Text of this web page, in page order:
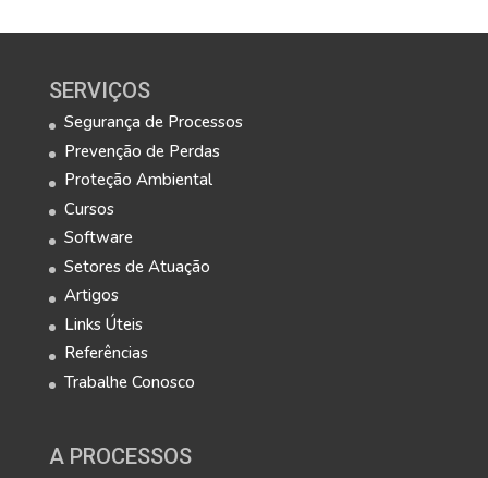
SERVIÇOS
Segurança de Processos
Prevenção de Perdas
Proteção Ambiental
Cursos
Software
Setores de Atuação
Artigos
Links Úteis
Referências
Trabalhe Conosco
A PROCESSOS